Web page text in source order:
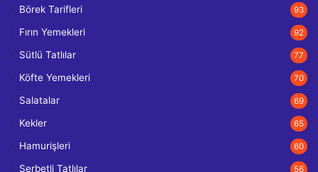
Börek Tarifleri 93
Fırın Yemekleri 92
Sütlü Tatlılar 77
Köfte Yemekleri 70
Salatalar 69
Kekler 65
Hamurişleri 60
Şerbetli Tatlılar 56